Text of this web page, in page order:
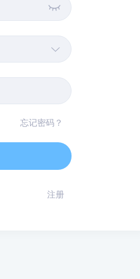


忘记密码？
注册